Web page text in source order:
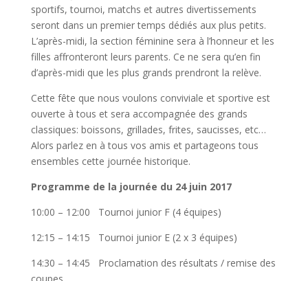
sportifs, tournoi, matchs et autres divertissements
seront dans un premier temps dédiés aux plus petits.
L’après-midi, la section féminine sera à l’honneur et les
filles affronteront leurs parents. Ce ne sera qu’en fin
d’après-midi que les plus grands prendront la relève.
Cette fête que nous voulons conviviale et sportive est
ouverte à tous et sera accompagnée des grands
classiques: boissons, grillades, frites, saucisses, etc…
Alors parlez en à tous vos amis et partageons tous
ensembles cette journée historique.
Programme de la journée du 24 juin 2017
10:00 – 12:00 Tournoi junior F (4 équipes)
12:15 – 14:15 Tournoi junior E (2 x 3 équipes)
14:30 – 14:45 Proclamation des résultats / remise des